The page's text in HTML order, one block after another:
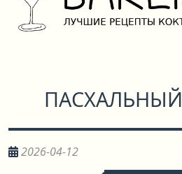
ПАСХАЛЬНЫЙ
2026-04-12